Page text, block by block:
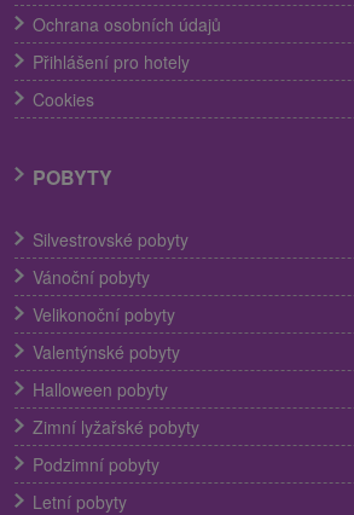
Ochrana osobních údajů
Přihlášení pro hotely
Cookies
POBYTY
Silvestrovské pobyty
Vánoční pobyty
Velikonoční pobyty
Valentýnské pobyty
Halloween pobyty
Zimní lyžařské pobyty
Podzimní pobyty
Letní pobyty